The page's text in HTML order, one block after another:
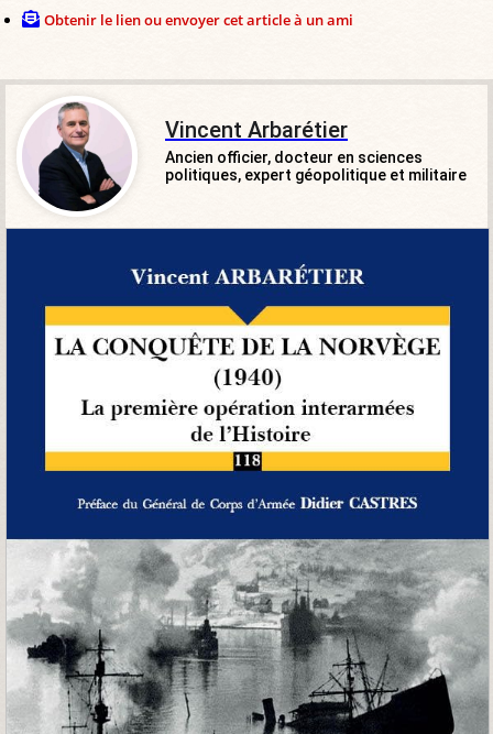
Obtenir le lien ou envoyer cet article à un ami
Vincent Arbarétier
Ancien officier, docteur en sciences
politiques, expert géopolitique et militaire